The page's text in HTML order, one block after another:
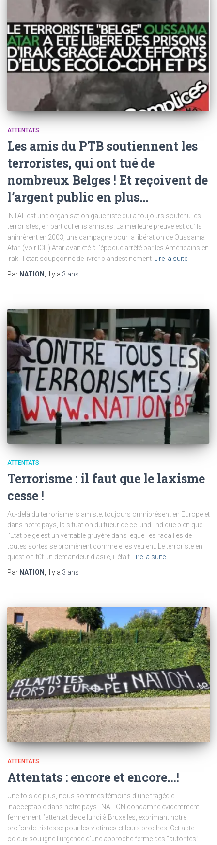
ATTENTATS
Les amis du PTB soutiennent les
terroristes, qui ont tué de
nombreux Belges ! Et reçoivent de
l’argent public en plus…
INTAL est une organisation gauchiste qui a toujours soutenu les
terroristes, en particulier islamistes. La meilleure preuve est qu’ils
animèrent en 2003, une campagne pour la libération de Oussama
Atar. (voir ICI !) Atar avait été à l’époque arrêté par les Américains en
Irak. Il était soupçonné de livrer clandestinement Lire la suite
Par NATION , il y a 3 ans
ATTENTATS
Terrorisme : il faut que le laxisme
cesse !
Au-delà du terrorisme islamiste, toujours omniprésent en Europe et
dans notre pays, la situation du tueur de ce lundi indique bien que
l’Etat belge est un véritable gruyère dans lequel les racailles de
toutes sortes se promènent comme elles veulent. Le terroriste en
question fût un demandeur d’asile, il était Lire la suite
Par NATION , il y a 3 ans
ATTENTATS
Attentats : encore et encore…!
Une fois de plus, nous sommes témoins d’une tragédie
inacceptable dans notre pays ! NATION condamne évidemment
fermement l’attentat de ce lundi à Bruxelles, exprimant notre
profonde tristesse pour les victimes et leurs proches. Cet acte
odieux souligne l’urgence d’une approche ferme des “autorités”